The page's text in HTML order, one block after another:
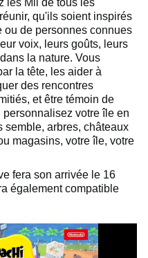
les Mii de tous les
qu'ils soient inspirés
ou de personnes connues
voix, leurs goûts, leurs
la nature. Vous
la tête, les aider à
des rencontres
et être témoin de
votre île en
semble, arbres, châteaux
magasins, votre île, votre
fera son arrivée le 16
également compatible